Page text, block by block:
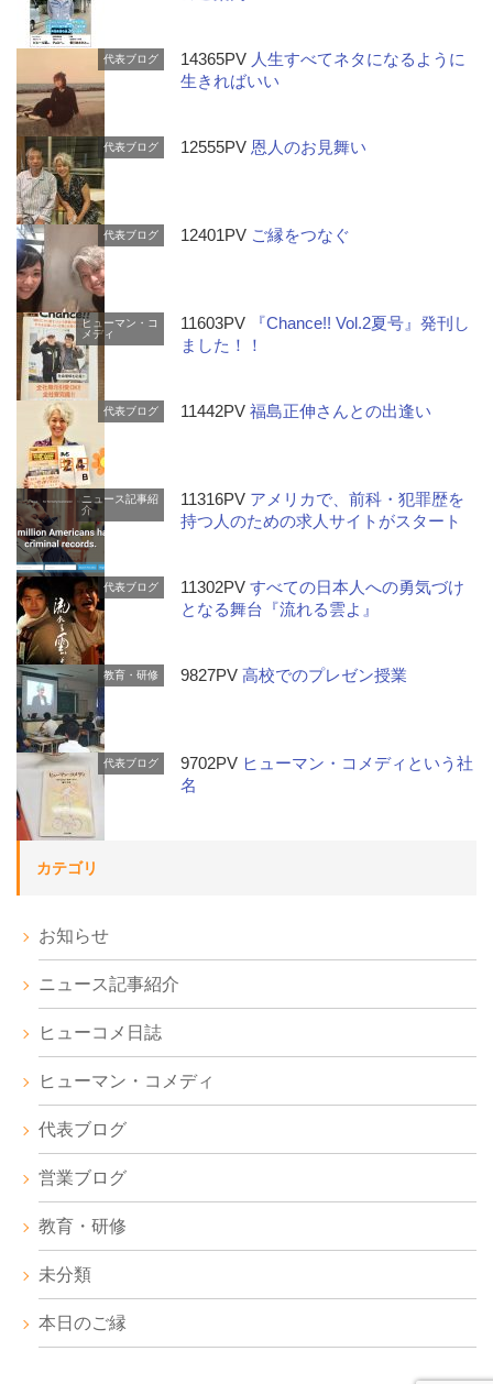
代表ブログ 14365PV 人生すべてネタになるように
生きればいい
代表ブログ 12555PV恩人のお見舞い
代表ブログ 12401PV ご縁をつなぐ
ヒューマン・コ
メディ
11603PV
『Chance!! Vol.2夏号』発刊し
ました！！
代表ブログ 11442PV福島正伸さんとの出逢い
ニュース記事紹
介
11316PV アメリカで、前科・犯罪歴を
持つ人のための求人サイトがスタート
代表ブログ 11302PVすべての日本人への勇気づけ
となる舞台『流れる雲よ』
教育・研修 9827PV高校でのプレゼン授業
代表ブログ 9702PV ヒューマン・コメディという社
名
カテゴリ
お知らせ
ニュース記事紹介
ヒューコメ日誌
ヒューマン・コメディ
代表ブログ
営業ブログ
教育・研修
未分類
本日のご縁